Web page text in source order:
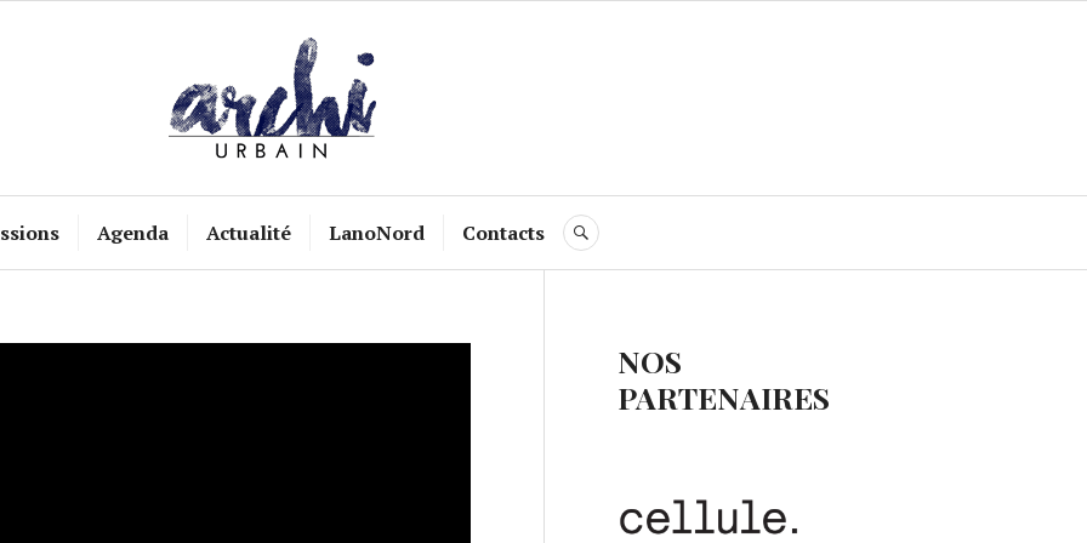
Agenda Actualité LanoNord Contacts RECHERCHE
NOS
PARTENAIRES